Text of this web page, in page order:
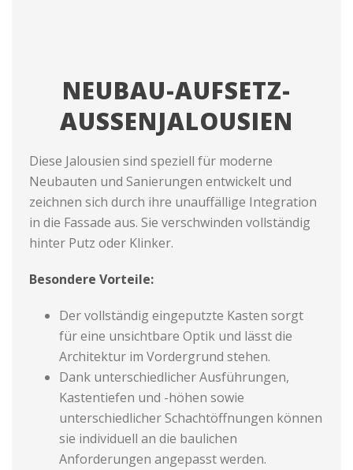
NEUBAU-AUFSETZ-
AUSSENJALOUSIEN
Diese Jalousien sind speziell für moderne
Neubauten und Sanierungen entwickelt und
zeichnen sich durch ihre unauffällige Integration
in die Fassade aus. Sie verschwinden vollständig
hinter Putz oder Klinker.
Besondere Vorteile:
Der vollständig eingeputzte Kasten sorgt
für eine unsichtbare Optik und lässt die
Architektur im Vordergrund stehen.
Dank unterschiedlicher Ausführungen,
Kastentiefen und -höhen sowie
unterschiedlicher Schachtöffnungen können
sie individuell an die baulichen
Anforderungen angepasst werden.